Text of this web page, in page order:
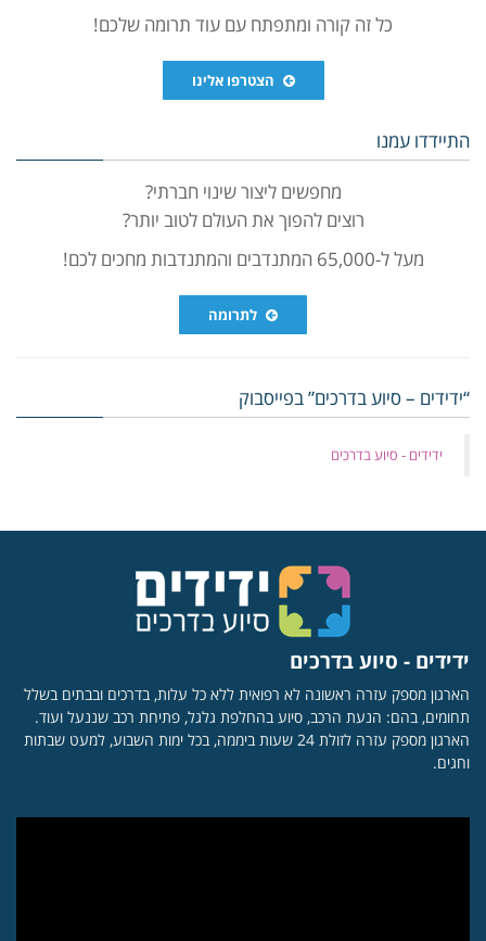
כל זה קורה ומתפתח עם עוד תרומה שלכם!
הצטרפו אלינו
התיידדו עמנו
מחפשים ליצור שינוי חברתי?
רוצים להפוך את העולם לטוב יותר?
מעל ל-65,000 המתנדבים והמתנדבות מחכים לכם!
לתרומה
“ידידים – סיוע בדרכים” בפייסבוק
‏ידידים - סיוע בדרכים
ידידים - סיוע בדרכים
הארגון מספק עזרה ראשונה לא רפואית ללא כל עלות, בדרכים ובבתים בשלל
תחומים, בהם: הנעת הרכב, סיוע בהחלפת גלגל, פתיחת רכב שננעל ועוד.
הארגון מספק עזרה לזולת 24 שעות ביממה, בכל ימות השבוע, למעט שבתות
וחגים.